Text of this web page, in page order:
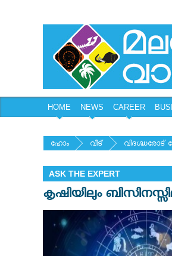
HOME NEWS CAREER
ഹോം വീട് വിദഗ്ദ്ധരോട്
ASK THE EXPERT
കൃഷിയിലും